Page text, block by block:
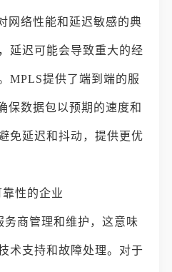
网络性能和延迟敏感的典
延迟可能会导致重大的经
MPLS提供了端到端的服
保数据包以预期的速度和
免延迟和抖动，提供更优
性的企业
务商管理和维护，这意味
术支持和故障处理。对于